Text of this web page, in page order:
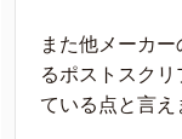
また他メーカ
るポストスク
ている点と言え